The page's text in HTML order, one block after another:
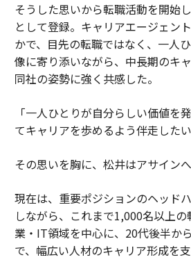
そうした思いから転職活動を開始
として登録。キャリアエージェン
かで、目先の転職ではなく、一人
像に寄り添いながら、中長期のキ
同社の姿勢に強く共感した。
「一人ひとりが自分らしい価値を
てキャリアを歩めるよう伴走したい
その思いを胸に、松井はアサイン
現在は、重要ポジションのヘッド
しながら、これまで1,000名以上
業・IT領域を中心に、20代後半か
で、幅広い人材のキャリア形成を支